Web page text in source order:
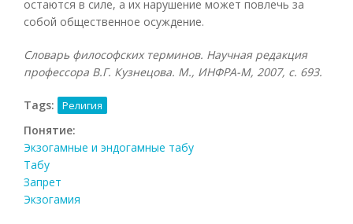
остаются в силе, а их нарушение может повлечь за
собой общественное осуждение.
Словарь философских терминов. Научная редакция
профессора В.Г. Кузнецова. М., ИНФРА-М, 2007, с. 693.
Tags: Религия
Понятие:
Экзогамные и эндогамные табу
Табу
Запрет
Экзогамия